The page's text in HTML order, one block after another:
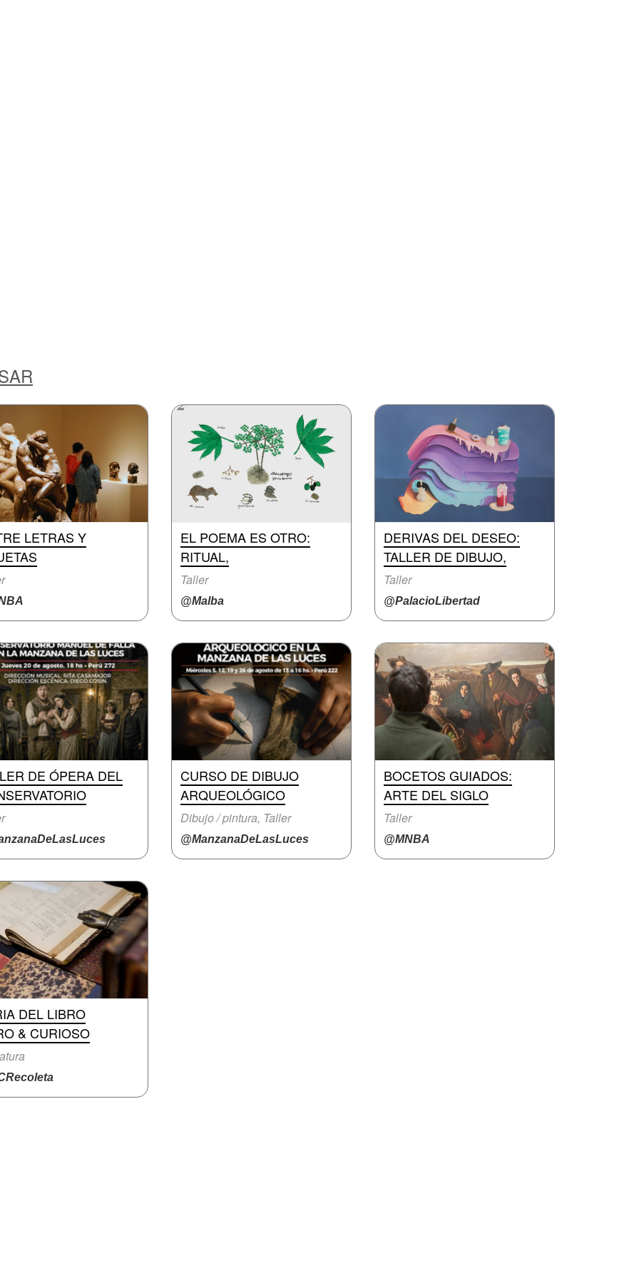
LETRAS Y
EL POEMA ES OTRO:
RITUAL,
Taller
@Malba
DERIVAS DEL DESEO:
TALLER DE DIBUJO,
Taller
@PalacioLibertad
DE ÓPERA DEL
CURSO DE DIBUJO
ARQUEOLÓGICO
Dibujo / pintura, Taller
@ManzanaDeLasLuces
BOCETOS GUIADOS:
ARTE DEL SIGLO
Taller
@MNBA
DEL LIBRO
& CURIOSO